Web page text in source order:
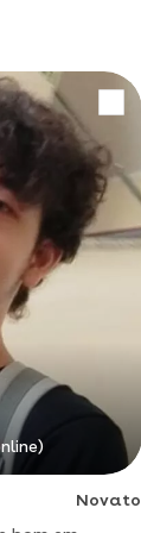
Novato